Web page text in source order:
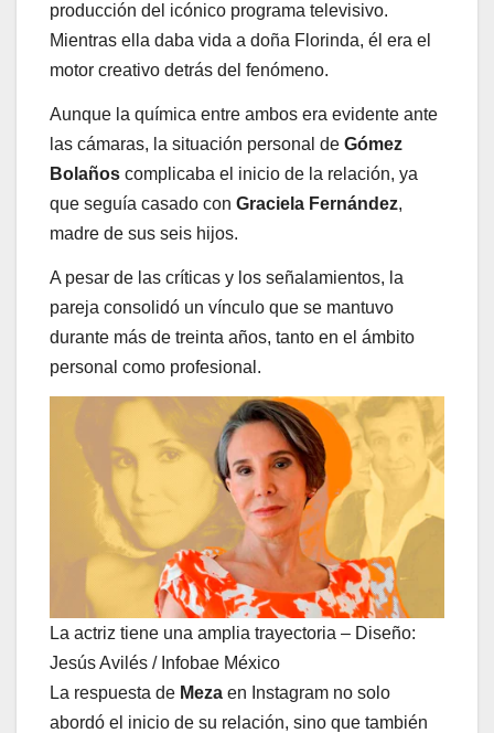
producción del icónico programa televisivo.
Mientras ella daba vida a doña Florinda, él era el
motor creativo detrás del fenómeno.
Aunque la química entre ambos era evidente ante
las cámaras, la situación personal de Gómez
Bolaños complicaba el inicio de la relación, ya
que seguía casado con Graciela Fernández,
madre de sus seis hijos.
A pesar de las críticas y los señalamientos, la
pareja consolidó un vínculo que se mantuvo
durante más de treinta años, tanto en el ámbito
personal como profesional.
La actriz tiene una amplia trayectoria – Diseño:
Jesús Avilés / Infobae México
La respuesta de Meza en Instagram no solo
abordó el inicio de su relación, sino que también